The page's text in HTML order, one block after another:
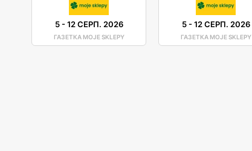
5-12 СЕРП. 2026
ГАЗЕТКА MOJE SKLEPY
5-12 СЕРП. 2026
ГАЗЕТКА MOJE SKLEPY